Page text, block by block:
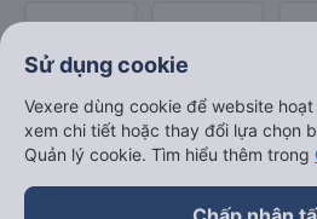
Sử dụng cookie
Vexere dùng cookie để website
xem chi tiết hoặc thay đổi lựa chọn
Quản lý cookie. Tìm hiểu thêm trong